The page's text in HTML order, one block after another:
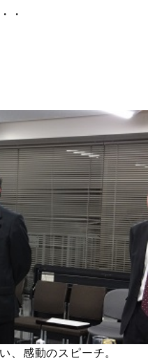
・
、感動のスピーチ。